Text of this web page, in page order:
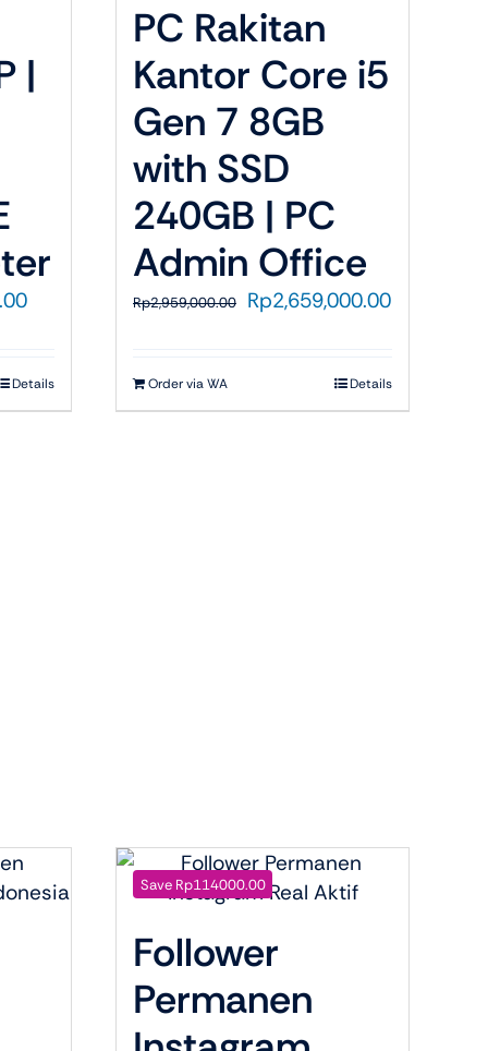
|
Harga
adalah:
Rp196,900.00.
Details
PC Rakitan
Kantor Core i5
Gen 7 8GB
with SSD
240GB | PC
Admin Office
Rp2,959,000.00
Harga
Rp2,959,000.00.
Rp2,659,000.00Harga
adalah:
Order via WA Details
Save Rp114000.00
Follower
Permanen